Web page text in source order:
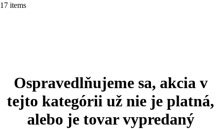
17 items
Ospravedlňujeme sa, akcia v
tejto kategórii už nie je platná,
alebo je tovar vypredaný